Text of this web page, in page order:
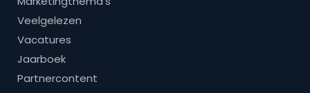
Veelgelezen
Vacatures
Jaarboek
Partnercontent